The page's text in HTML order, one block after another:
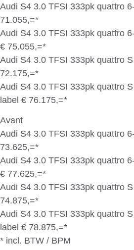
Audi S4 3.0 TFSI 333pk quattro
71.055,=*
Audi S4 3.0 TFSI 333pk quattro
€ 75.055,=*
Audi S4 3.0 TFSI 333pk quattro
72.175,=*
Audi S4 3.0 TFSI 333pk quattro
label € 76.175,=*
Avant
Audi S4 3.0 TFSI 333pk quattro
73.625,=*
Audi S4 3.0 TFSI 333pk quattro
€ 77.625,=*
Audi S4 3.0 TFSI 333pk quattro
74.875,=*
Audi S4 3.0 TFSI 333pk quattro
label € 78.875,=*
* incl. BTW / BPM